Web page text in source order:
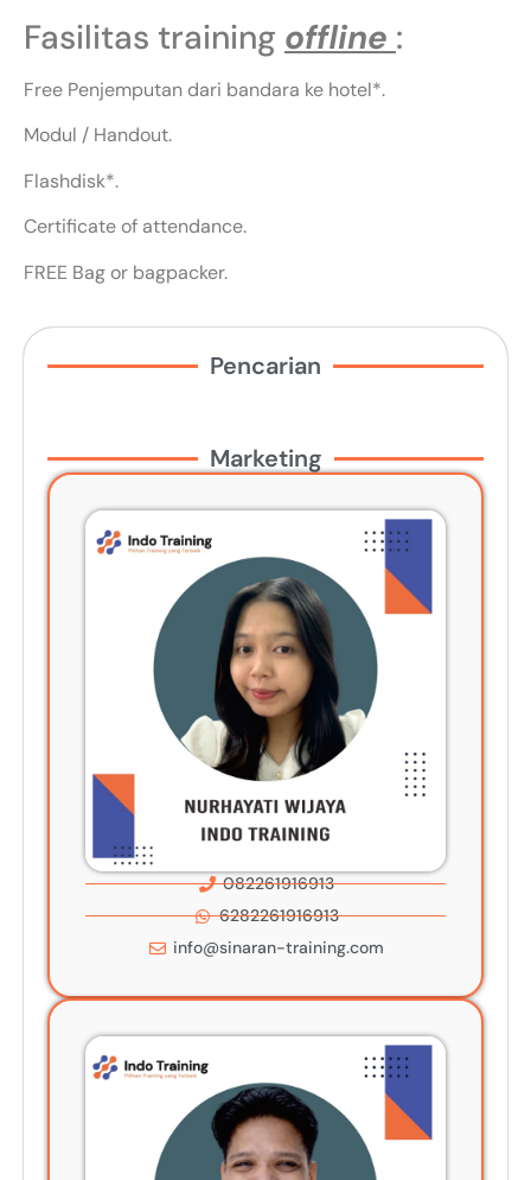
Fasilitas training offline :
Free Penjemputan dari bandara ke hotel*.
Modul / Handout.
Flashdisk*.
Certificate of attendance.
FREE Bag or bagpacker.
Pencarian
Marketing
082261916913
6282261916913
info@sinaran-training.com